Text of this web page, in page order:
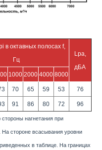
в октавных полосах f,
Гц
Lpa,
дБА
1000 2000 4000 8000
70 65 59 53 76
91 86 80 72 96
нагнетания при
стороне всасывания уровни
в таблице. На границах